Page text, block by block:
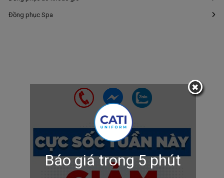
Đồng phục Spa
Báo giá trong 5 phút